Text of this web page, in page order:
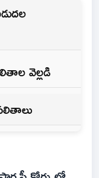
వెల్లడి